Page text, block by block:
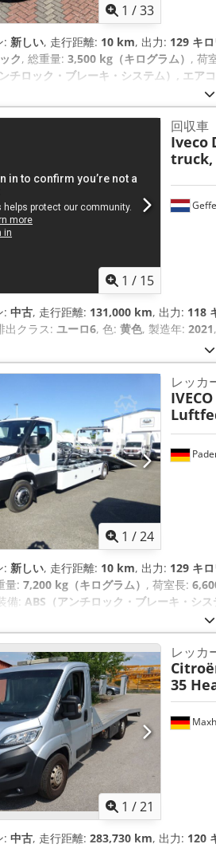
1 /33
: 新しい, 走行距離: 10 km, 出力: 129 キ
ク, 総重量: 3,500 kg（キログラム） , 荷
チロック・ブレーキ・システム）, エア
1 / 15
回収車
Iveco
truck,
: 中古, 走行距離: 131,000 km, 出力: 118
出クラス: ユーロ6, 色: 黄色, 製造年: 2021,
1 /24
レッカ
IVECO
: 新しい, 走行距離: 10 km, 出力: 129 キ
量: 7,200 kg（キログラム） , 荷室長:
備: ABS（アンチロック・ブレーキ・シ
1 /21
レッカ
35
: 中古, 走行距離: 283,730 km, 出力: 120